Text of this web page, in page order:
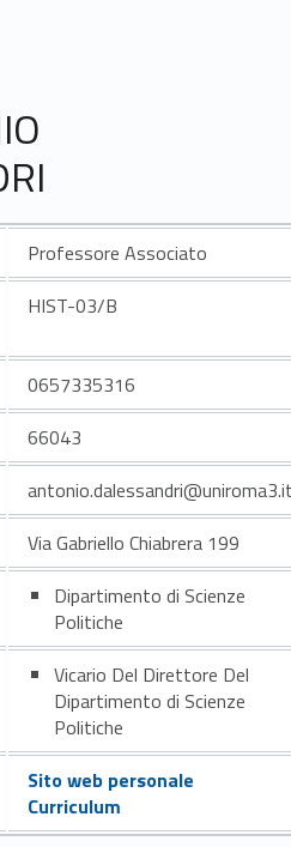
Professore Associato
HIST-03/B
0657335316
66043
Via Gabriello Chiabrera 199
Dipartimento di Scienze
Politiche
Vicario Del Direttore Del
Dipartimento di Scienze
Politiche
Sito web personale
Curriculum